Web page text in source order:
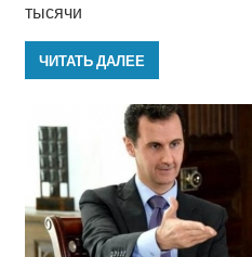
тысячи
ЧИТАТЬ ДАЛЕЕ